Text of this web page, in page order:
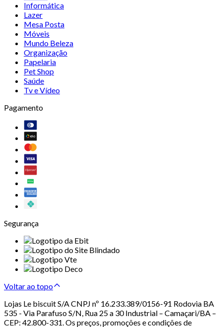
Informática
Lazer
Mesa Posta
Móveis
Mundo Beleza
Organização
Papelaria
Pet Shop
Saúde
Tv e Vídeo
Pagamento
Segurança
Voltar ao topo
Lojas Le biscuit S/A CNPJ nº 16.233.389/0156-91 Rodovia BA
535 - Via Parafuso S/N, Rua 25 a 30 Industrial – Camaçari/BA –
CEP: 42.800-331. Os preços, promoções e condições de